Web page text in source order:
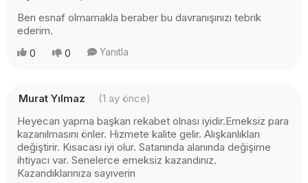
Ben esnaf olmamakla beraber bu davranışınızı tebrik
ederim.
0 0 Yanıtla
Murat Yılmaz
(1 ay önce)
Heyecan yapma başkan rekabet olnası iyidir.Emeksiz para
kazanılmasını önler. Hizmete kalite gelir. Alışkanlıkları
değiştirir. Kısacası iyi olur. Satanında alanında değişime
ihtiyacı var. Senelerce emeksiz kazandınız.
Kazandıklarınıza sayıverin